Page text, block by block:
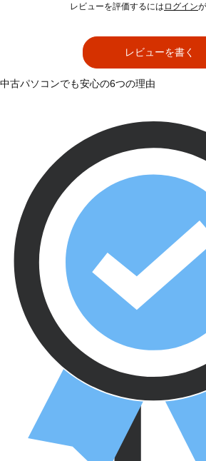
レビューを評価するには ログイン
レビューを書く
中古パソコンでも安心の6つの理由